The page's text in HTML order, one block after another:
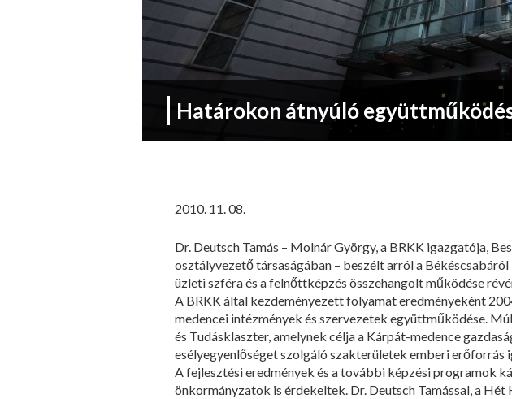
Határokon átnyúló
2010. 11. 08.
Dr. Deutsch Tamás – Molnár György, a BRKK igazgatója,
osztályvezető társaságában – beszélt arról a
üzleti szféra és a felnőttképzés összehangolt működése
A BRKK által kezdeményezett folyamat eredményeként
medencei intézmények és szervezetek együttműködése.
és Tudásklaszter, amelynek célja a Kárpát-medence
esélyegyenlőséget szolgáló szakterületek emberi erőforrás
A fejlesztési eredmények és a további képzési programok
önkormányzatok is érdekeltek. Dr. Deutsch Tamással, a